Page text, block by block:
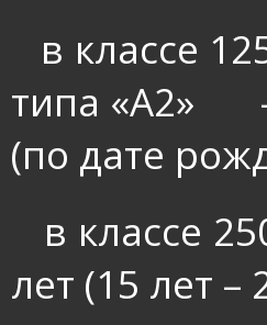
в классе
типа «А2»
(по дате
в классе
лет (15 лет –